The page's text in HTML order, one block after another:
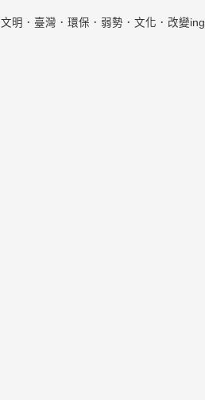
文明．臺灣．環保．弱勢．文化．改變ing